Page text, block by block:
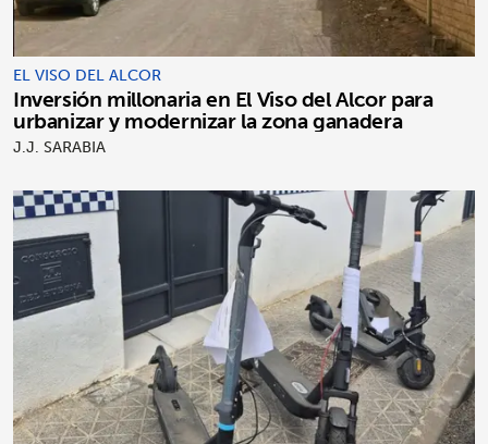
EL VISO DEL ALCOR
Inversión millonaria en El Viso del Alcor para
urbanizar y modernizar la zona ganadera
J.J. SARABIA